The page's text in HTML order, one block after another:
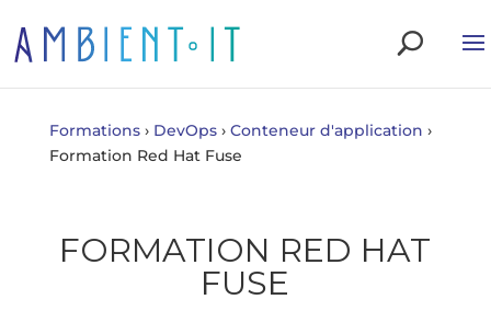
Formations › DevOps › Conteneur d'application ›
Formation Red Hat Fuse
FORMATION RED HAT
FUSE